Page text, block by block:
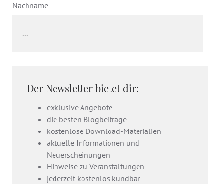
Nachname
Der Newsletter bietet dir:
exklusive Angebote
die besten Blogbeiträge
kostenlose Download-Materialien
aktuelle Informationen und
Neuerscheinungen
Hinweise zu Veranstaltungen
jederzeit kostenlos kündbar